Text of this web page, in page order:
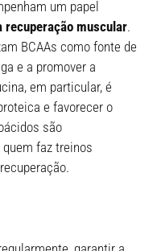
um papel
recuperação muscular.
BCAAs como fonte de
e a promover a
em particular, é
e favorecer o
são
faz treinos